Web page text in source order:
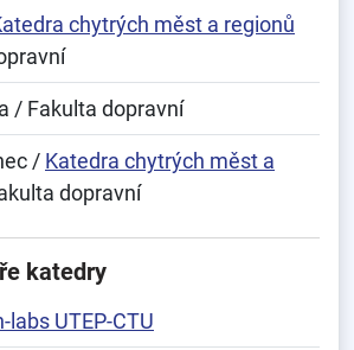
chytrých měst a regionů
/ Fakulta dopravní
/ Katedra chytrých měst a
dopravní
katedry
labs UTEP-CTU